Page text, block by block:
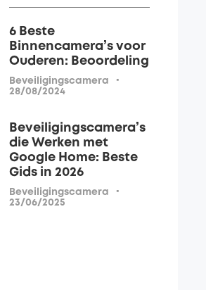
6 Beste
Binnencamera’s voor
Ouderen: Beoordeling
Beveiligingscamera ·
28/08/2024
Beveiligingscamera’s
die Werken met
Google Home: Beste
Gids in 2026
Beveiligingscamera ·
23/06/2025